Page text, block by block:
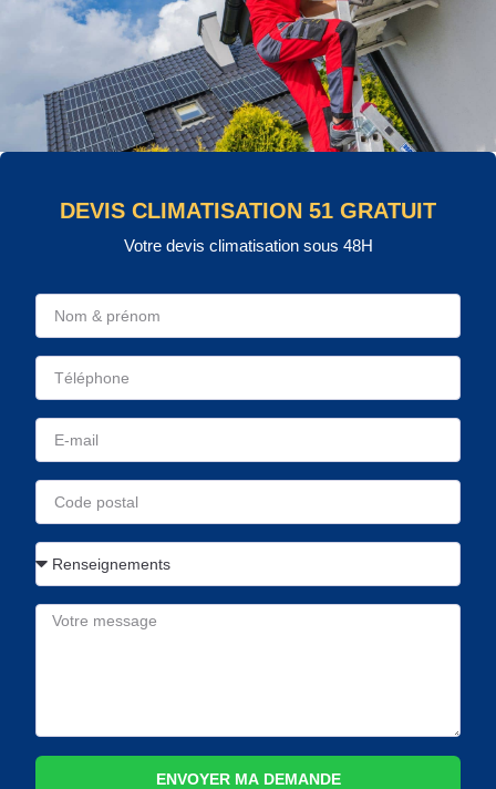
DEVIS CLIMATISATION 51 GRATUIT
Votre devis climatisation sous 48H
ENVOYER MA DEMANDE